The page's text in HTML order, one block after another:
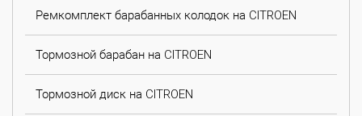
Ремкомплект барабанных колодок на CITROEN
Тормозной барабан на CITROEN
Тормозной диск на CITROEN